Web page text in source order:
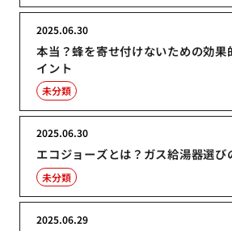
本当？蜂を寄せ付けないための効果
イント
2025.06.30
未分類
エコジョーズとは？ガス給湯器選び
2025.06.30
未分類
2025.06.29